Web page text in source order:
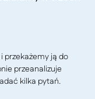
przekażemy ją do
przeanalizuje
kilka pytań.